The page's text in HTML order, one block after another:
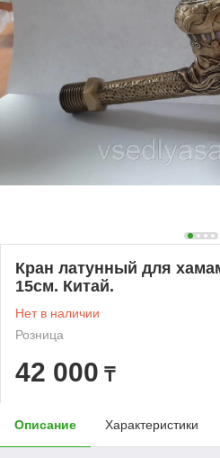
Кран латунный для
15см. Китай.
Нет в наличии
Розница
42 000 ₸
Описание Характеристики